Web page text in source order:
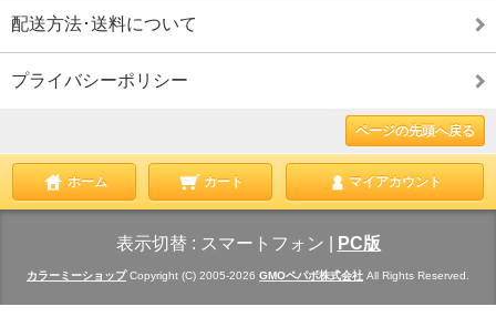
配送方法･送料について
プライバシーポリシー
ページの先頭へ戻る
ホーム カート マイアカウント
表示切替 : スマートフォン PC版
カラーミーショップCopyright (C) 2005-2026 GMOペパボ株式会社 All Rights Reserved.